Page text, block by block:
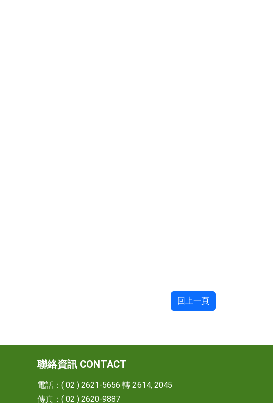
回上一頁
聯絡資訊 CONTACT
電話：( 02 ) 2621-5656 轉 2614, 2045
傳真：( 02 ) 2620-9887